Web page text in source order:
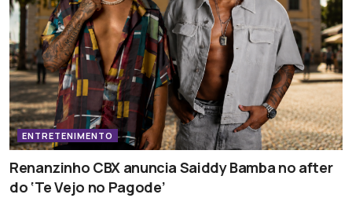
ENTRETENIMENTO
Renanzinho CBX anuncia Saiddy Bamba no after
do ‘Te Vejo no Pagode’